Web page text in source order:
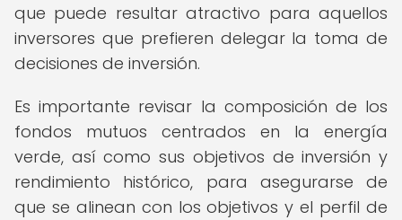
que puede resultar atractivo para aquellos
inversores que prefieren delegar la toma de
decisiones de inversión.
Es importante revisar la composición de los
fondos mutuos centrados en la energía
verde, así como sus objetivos de inversión y
rendimiento histórico, para asegurarse de
que se alinean con los objetivos y el perfil de